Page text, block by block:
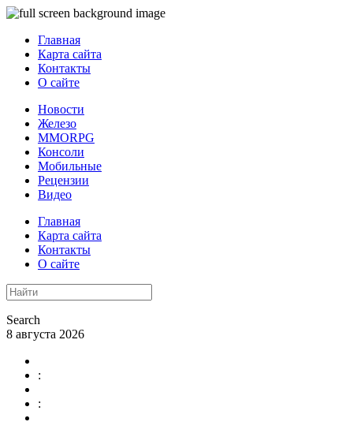
Главная
Карта сайта
Контакты
О сайте
Новости
Железо
MMORPG
Консоли
Мобильные
Рецензии
Видео
Главная
Карта сайта
Контакты
О сайте
Search
8 августа 2026
:
: